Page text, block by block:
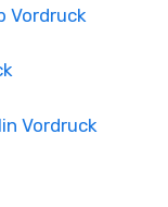
Vordruck
Vordruck